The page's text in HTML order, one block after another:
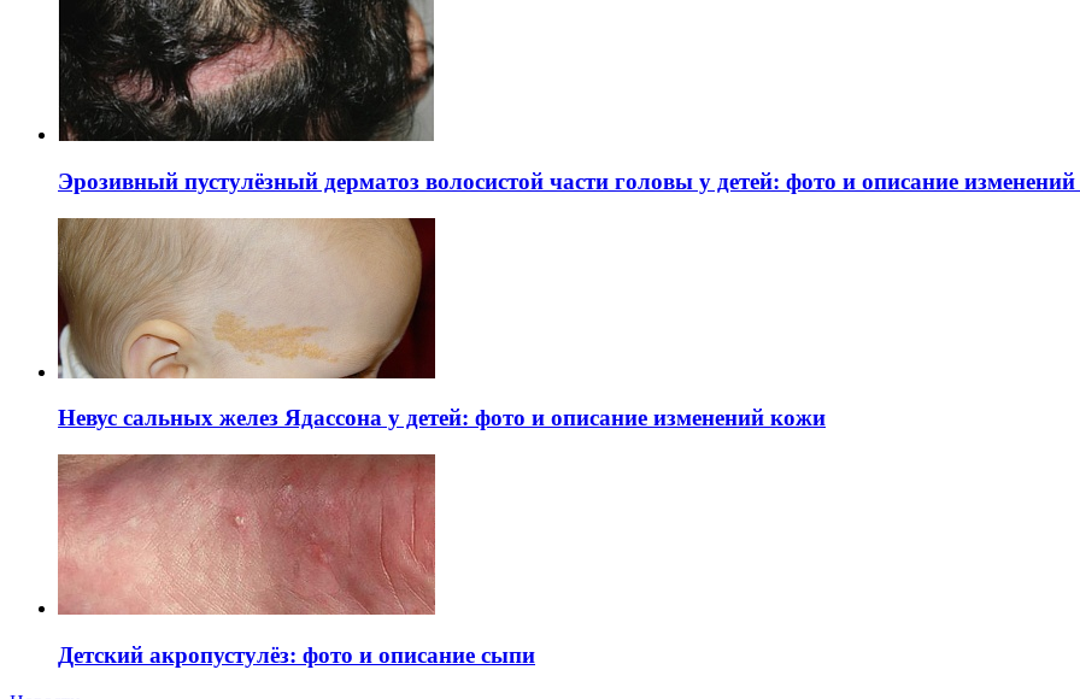
Эрозивный пустулёзный дерматоз волосистой части головы у детей: фото и описание
Невус сальных желез Ядассона у детей: фото и описание изменений кожи
Детский акропустулёз: фото и описание сыпи